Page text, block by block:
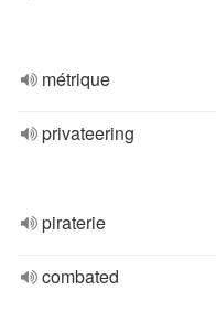
métrique
privateering
piraterie
combated